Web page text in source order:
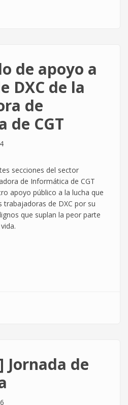
de apoyo a
DXC de la
de
de CGT
secciones del sector
de Informática de CGT
apoyo público a la lucha que
trabajadoras de DXC por su
que suplan la peor parte
Jornada de